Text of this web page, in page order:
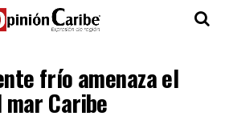
frío amenaza el
Caribe